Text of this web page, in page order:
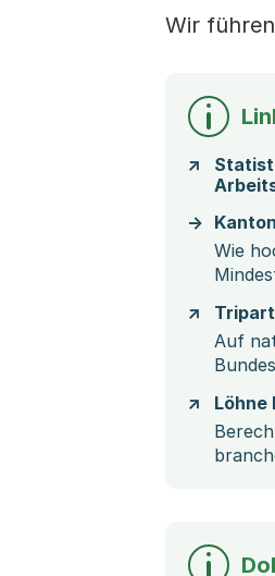
Wir
Wie
Auf
Löhne